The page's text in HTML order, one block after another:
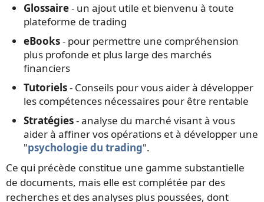
Glossaire- un ajout utile et bienvenu à toute
plateforme de trading
eBooks- pour permettre une compréhension
plus profonde et plus large des marchés
financiers
Tutoriels- Conseils pour vous aider à développer
les compétences nécessaires pour être rentable
Stratégies- analyse du marché visant à vous
aider à affiner vos opérations et à développer une
"psychologie du trading".
Ce qui précède constitue une gamme substantielle
de documents, mais elle est complétée par des
recherches et des analyses plus poussées, dont